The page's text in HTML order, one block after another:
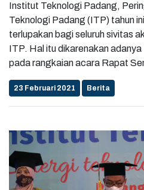
Institut Teknologi Padang,
Teknologi Padang (ITP) tahun
terlupakan bagi seluruh sivitas
ITP. Hal itu dikarenakan
pada rangkaian acara Rapat
Lantai II Gedung D ITP, Senin
Achievement 2021 merupakan
untuk ITP serta mitra yang
kemajuan ITP. Ka.Biro Humas
Syahrani, M.Eng mengatakan
baru pertama kali
23 Februari 2021 Berita